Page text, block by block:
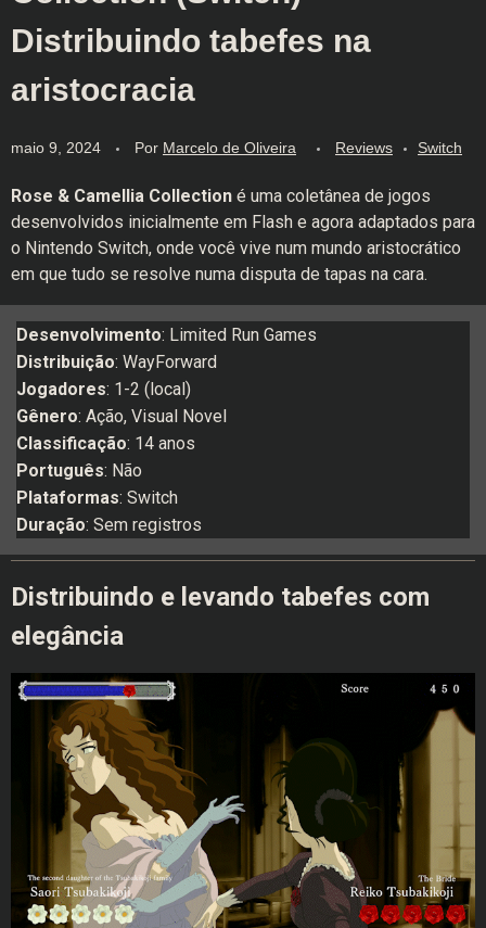
Distribuindo tabefes na
aristocracia
maio 9, 2024 Por Marcelo de Oliveira Reviews Switch
Rose & Camellia Collection é uma coletânea de jogos
desenvolvidos inicialmente em Flash e agora adaptados para
o Nintendo Switch, onde você vive num mundo aristocrático
em que tudo se resolve numa disputa de tapas na cara.
Desenvolvimento: Limited Run Games
Distribuição: WayForward
Jogadores: 1-2 (local)
Gênero: Ação, Visual Novel
Classificação: 14 anos
Português: Não
Plataformas: Switch
Duração: Sem registros
Distribuindo e levando tabefes com
elegância